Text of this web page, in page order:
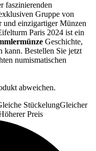
faszinierenden
Gruppe von
und einzigartiger Münzen
Paris 2024 ist ein
Geschichte,
kann. Bestellen Sie jetzt
numismatischen
abweichen.
StückelungGleicher
Preis